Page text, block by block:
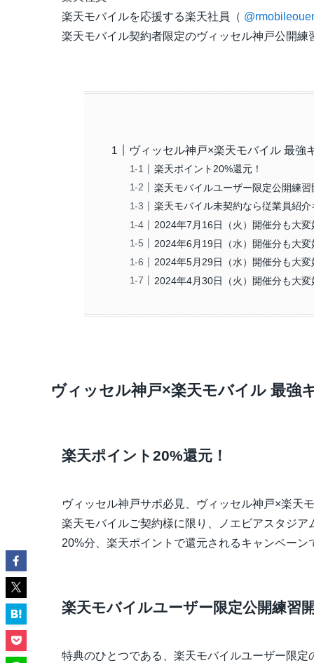
楽天モバイルを応援する楽天社員（
楽天モバイル契約者限定のヴィッセル神戸公開練
ヴィッセル神戸×楽天モバイル 最強
楽天ポイント20%還元！
楽天モバイルユーザー限定公開練
楽天モバイル未契約なら従業員紹
2024年7月16日（火）開催分も大
2024年6月19日（水）開催分も大
2024年5月29日（水）開催分も大
2024年4月30日（火）開催分も大
ヴィッセル神戸×楽天モバイル 最強
楽天ポイント20%還元！
ヴィッセル神戸サポ必見、ヴィッセル神戸×楽天
楽天モバイルご契約様に限り、ノエビアスタジ
20%分、楽天ポイントで還元されるキャンペーン
楽天モバイルユーザー限定公開練習
特典のひとつである、楽天モバイルユーザー限